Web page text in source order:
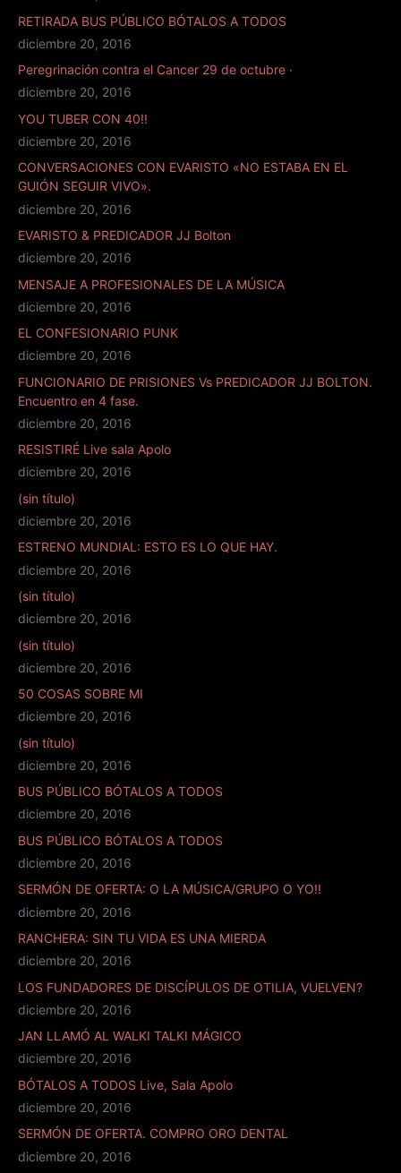
RETIRADA BUS PÚBLICO BÓTALOS A TODOS
diciembre 20, 2016
Peregrinación contra el Cancer 29 de octubre ·
diciembre 20, 2016
YOU TUBER CON 40!!
diciembre 20, 2016
CONVERSACIONES CON EVARISTO «NO ESTABA EN EL
GUIÓN SEGUIR VIVO».
diciembre 20, 2016
EVARISTO & PREDICADOR JJ Bolton
diciembre 20, 2016
MENSAJE A PROFESIONALES DE LA MÚSICA
diciembre 20, 2016
EL CONFESIONARIO PUNK
diciembre 20, 2016
FUNCIONARIO DE PRISIONES Vs PREDICADOR JJ BOLTON.
Encuentro en 4 fase.
diciembre 20, 2016
RESISTIRÉ Live sala Apolo
diciembre 20, 2016
(sin título)
diciembre 20, 2016
ESTRENO MUNDIAL: ESTO ES LO QUE HAY.
diciembre 20, 2016
(sin título)
diciembre 20, 2016
(sin título)
diciembre 20, 2016
50 COSAS SOBRE MI
diciembre 20, 2016
(sin título)
diciembre 20, 2016
BUS PÚBLICO BÓTALOS A TODOS
diciembre 20, 2016
BUS PÚBLICO BÓTALOS A TODOS
diciembre 20, 2016
SERMÓN DE OFERTA: O LA MÚSICA/GRUPO O YO!!
diciembre 20, 2016
RANCHERA: SIN TU VIDA ES UNA MIERDA
diciembre 20, 2016
LOS FUNDADORES DE DISCÍPULOS DE OTILIA, VUELVEN?
diciembre 20, 2016
JAN LLAMÓ AL WALKI TALKI MÁGICO
diciembre 20, 2016
BÓTALOS A TODOS Live, Sala Apolo
diciembre 20, 2016
SERMÓN DE OFERTA. COMPRO ORO DENTAL
diciembre 20, 2016